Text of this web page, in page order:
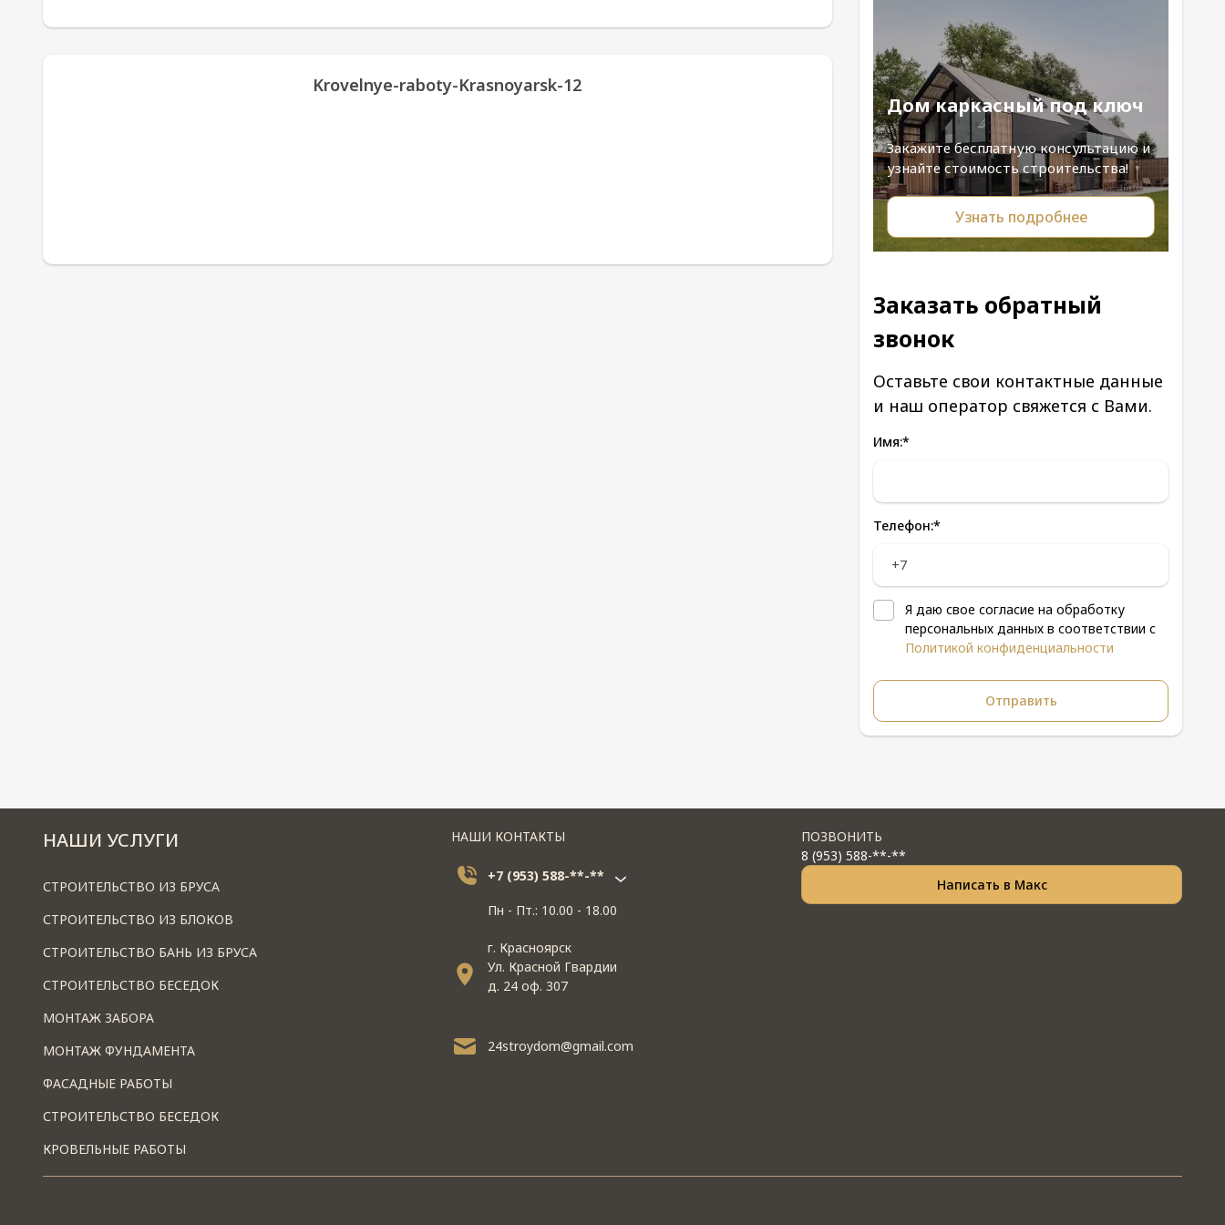
Krovelnye-raboty-Krasnoyarsk-12
Дом каркасный под ключ
Закажите бесплатную консультацию и
узнайте стоимость строительства!
Узнать подробнее
Заказать обратный
звонок
Оставьте свои контактные данные
и наш оператор свяжется с Вами.
Имя:*
Телефон:*
Я даю свое согласие на обработку
персональных данных в соответствии с
Политикой конфиденциальности
НАШИ УСЛУГИ
СТРОИТЕЛЬСТВО ИЗ БРУСА
СТРОИТЕЛЬСТВО ИЗ БЛОКОВ
СТРОИТЕЛЬСТВО БАНЬ ИЗ БРУСА
СТРОИТЕЛЬСТВО БЕСЕДОК
МОНТАЖ ЗАБОРА
МОНТАЖ ФУНДАМЕНТА
ФАСАДНЫЕ РАБОТЫ
СТРОИТЕЛЬСТВО БЕСЕДОК
КРОВЕЛЬНЫЕ РАБОТЫ
НАШИ КОНТАКТЫ
+7 (953) 588-**-**
Пн - Пт.: 10.00 - 18.00
г. Красноярск
Ул. Красной Гвардии
д. 24 оф. 307
24stroydom@gmail.com
ПОЗВОНИТЬ
8 (953) 588-**-**
Написать в Макс